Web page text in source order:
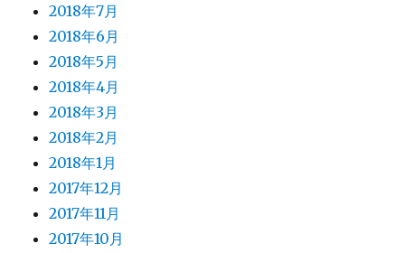
2018年7月
2018年6月
2018年5月
2018年4月
2018年3月
2018年2月
2018年1月
2017年12月
2017年11月
2017年10月